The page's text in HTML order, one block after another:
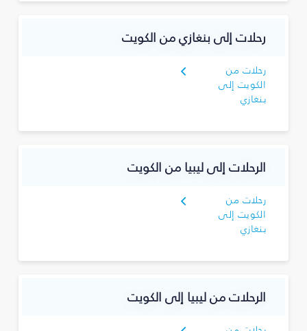
رحلات إلى بنغازي من الكويت
رحلات من
الكويت إلى
بنغازي
الرحلات إلى ليبيا من الكويت
رحلات من
الكويت إلى
بنغازي
الرحلات من ليبيا إلى الكويت